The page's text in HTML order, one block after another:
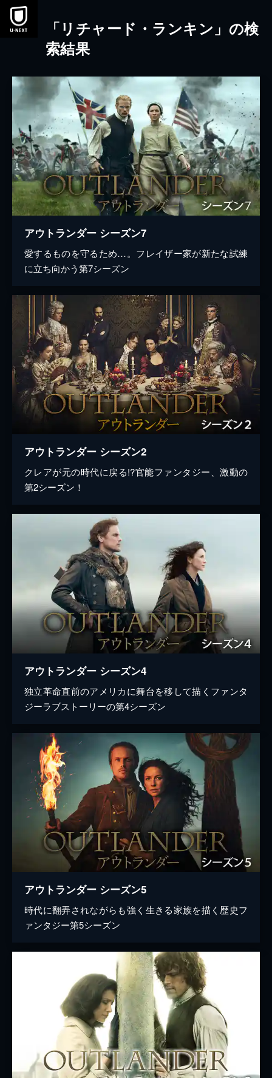
本文へスキップ
「リチャード・ランキン」の検
索結果
アウトランダー シーズン7
愛するものを守るため…。フレイザー家が新たな試練
に立ち向かう第7シーズン
アウトランダー シーズン2
クレアが元の時代に戻る!?官能ファンタジー、激動の
第2シーズン！
アウトランダー シーズン4
独立革命直前のアメリカに舞台を移して描くファンタ
ジーラブストーリーの第4シーズン
アウトランダー シーズン5
時代に翻弄されながらも強く生きる家族を描く歴史フ
ァンタジー第5シーズン